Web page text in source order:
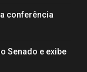
conferência
Senado e exibe